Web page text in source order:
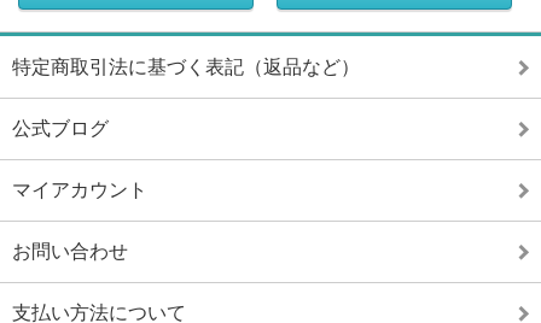
特定商取引法に基づく表記（返品など）
公式ブログ
マイアカウント
お問い合わせ
支払い方法について